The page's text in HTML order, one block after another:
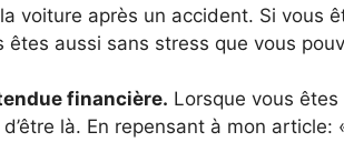
voiture après un accident. Si vous
êtes aussi sans stress que vous
financière. Lorsque vous
là. En repensant à mon